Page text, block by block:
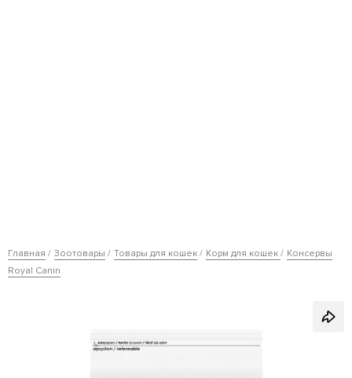
Главная Зоотовары Товары для кошек Корм для кошек
Консервы
Royal Canin